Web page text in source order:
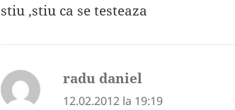
stiu ,stiu ca se testeaza
radu daniel
12.02.2012 la 19:19